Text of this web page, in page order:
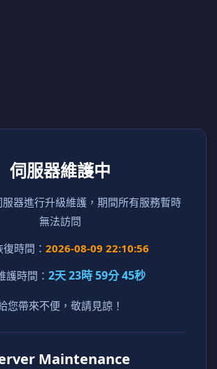
伺服器維護中
器進行升級維護，期間所有服務暫時
無法訪問
時間： 2026-08-09 22:10:56
護時間： 2天 23時 59分 45秒
您帶來不便，敬請見諒！
Maintenance